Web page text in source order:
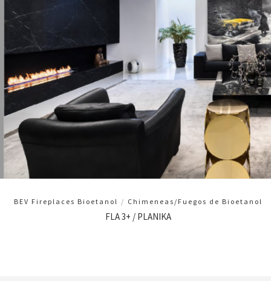
BEV Fireplaces Bioetanol / Chimeneas/Fuegos de Bioetanol
FLA 3+ / PLANIKA